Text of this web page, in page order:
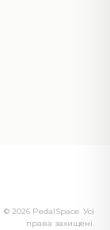
© 2026 PedalSpace. Усі
права захищені.